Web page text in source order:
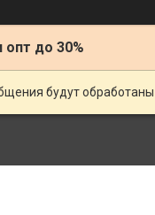
опт до 30%
будут